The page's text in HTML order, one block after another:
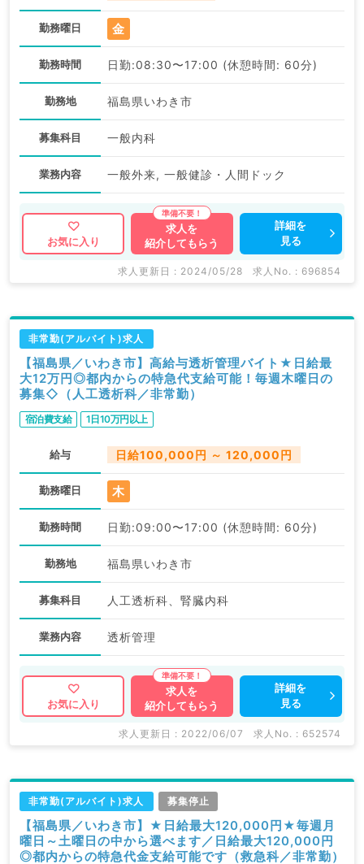
勤務曜日 金
勤務時間 日勤:08:30〜17:00 (休憩時間: 60分)
勤務地 福島県いわき市
募集科目 一般内科
業務内容 一般外来, 一般健診・人間ドック
お気に入り
求人を
紹介してもらう
詳細を
見る
求人更新日 : 2024/05/28 求人No. : 696854
非常勤(アルバイト)求人
【福島県／いわき市】高給与透析管理バイト★日給最
大12万円◎都内からの特急代支給可能！毎週木曜日の
募集◇（人工透析科／非常勤）
宿泊費支給 1日10万円以上
給与 日給100,000円 ～ 120,000円
勤務曜日 木
勤務時間 日勤:09:00〜17:00 (休憩時間: 60分)
勤務地 福島県いわき市
募集科目 人工透析科、腎臓内科
業務内容 透析管理
お気に入り
求人を
紹介してもらう
詳細を
見る
求人更新日 : 2022/06/07 求人No. : 652574
非常勤(アルバイト)求人 募集停止
【福島県／いわき市】★日給最大120,000円★毎週月
曜日～土曜日の中から選べます／日給最大120,000円
◎都内からの特急代金支給可能です（救急科／非常勤）